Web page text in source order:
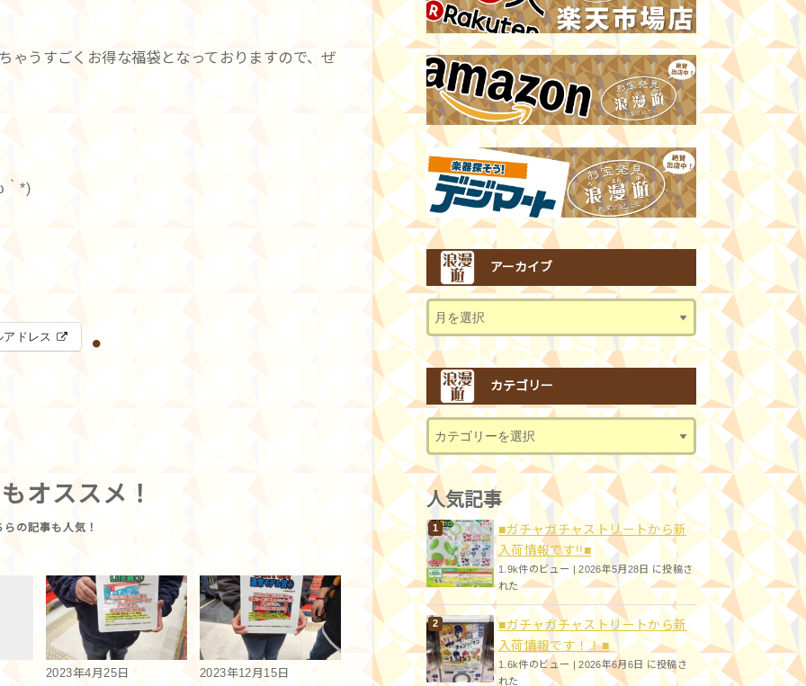
ゃうすごくお得な福袋となっておりますので、ぜ
｀*)
ドレス
オススメ！
2023年4月25日
2023年12月15日
アーカイブ
カテゴリー
人気記事
■ガチャガチャストリートから新
入荷情報です!!■
1.9k件のビュー|2026年5月28日 に投稿さ
れた
■ガチャガチャストリートから新
入荷情報です！！■
1.6k件のビュー |2026年6月6日 に投稿さ
れた